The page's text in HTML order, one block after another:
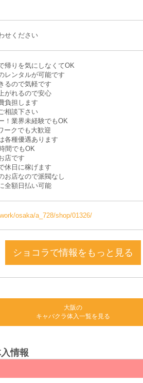
せください
帰りを気にしなくてOK
レンタルが可能です
るので気軽です
がれるので安心
負担します
相談下さい
！業界未経験でもOK
ークでも大歓迎
各種優遇あります
間でもOK
店です
休日に稼げます
お店なので派閥なし
全額日払い可能
osaka/a_728/shop/01326/
ショコラで情報をもっと見る
大阪の
キャバクラ体入一覧を見る
情報